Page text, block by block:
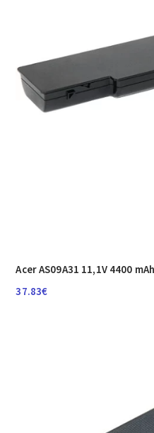
Acer AS09A31 11,1V 4400
37.83€